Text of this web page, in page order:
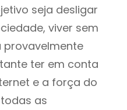
seja desligar
viver sem
provavelmente
ter em conta
e a força do
as